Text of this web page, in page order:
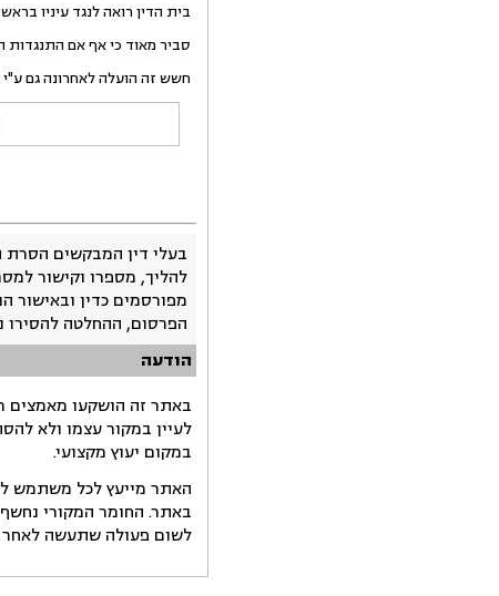
בית הדין רואה לנגד עיניו
סביר מאוד כי אף אם
חשש זה הועלה לאחרונה גם
בעלי דין המבקשים
להליך, מספרו וקישור
מפורסמים כדין
הפרסום, ההחלטה להסירו
הודעה
באתר זה הושקעו מאמצים
לעיין במקור עצמו ולא
במקום יעוץ מקצועי.
האתר מייעץ לכל משתמש
באתר. החומר המקורי
לשום פעולה שתעשה לאחר